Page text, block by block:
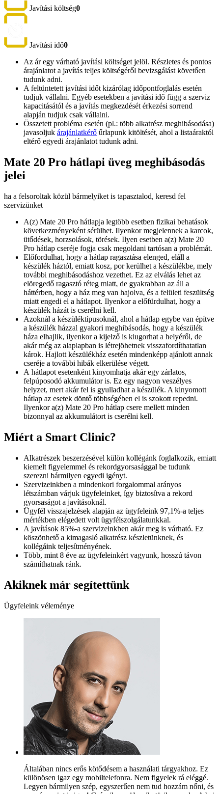
Javítási költség0
Javítási idő0
Az ár egy várható javítási költséget jelöl. Részletes és pontos
árajánlatot a javítás teljes költségéről bevizsgálást követően
tudunk adni.
A feltüntetett javítási időt kizárólag időpontfoglalás esetén
tudjuk vállalni. Egyéb esetekben a javítási idő függ a szerviz
kapacitásától és a javítás megkezdését érkezési sorrend
alapján tudjuk csak vállalni.
Összetett probléma esetén (pl.: több alkatrész meghibásodása)
javasoljuk árajánlatkérő űrlapunk kitöltését, ahol a listaáraktól
eltérő egyedi árajánlatot tudunk adni.
Mate 20 Pro hátlapi üveg meghibásodás
jelei
ha a felsoroltak közül bármelyiket is tapasztalod, keresd fel
szervizünket
A(z) Mate 20 Pro hátlapja legtöbb esetben fizikai behatások
következményeként sérülhet. Ilyenkor megjelennek a karcok,
ütődések, horzsolások, törések. Ilyen esetben a(z) Mate 20
Pro hátlap cseréje fogja csak megoldani tartósan a problémát.
Előfordulhat, hogy a hátlap ragasztása elenged, eláll a
készülék háztól, emiatt kosz, por kerülhet a készülékbe, mely
további meghibásodáshoz vezethet. Ez az elválás lehet az
elöregedő ragasztó réteg miatt, de gyakrabban az áll a
háttérben, hogy a ház meg van hajolva, és a felületi feszültség
miatt engedi el a hátlapot. Ilyenkor a előfürdulhat, hogy a
készülék házát is cserélni kell.
Azoknál a készüléktípusoknál, ahol a hátlap egybe van építve
a készülék házzal gyakori meghibásodás, hogy a készülék
háza elhajlik, ilyenkor a kijelző is kiugorhat a helyéről, de
akár még az alaplapban is létrejöhetnek visszafordíthatatlan
károk. Hajlott készülékház esetén mindenképp ajánlott annak
cseréje a további hibák elkerülése végett.
A hátlapot esetenként kinyomhatja akár egy zárlatos,
felpúposodó akkumulátor is. Ez egy nagyon veszélyes
helyzet, mert akár fel is gyulladhat a készülék. A kinyomott
hátlap az esetek döntő többségében el is szokott repedni.
Ilyenkor a(z) Mate 20 Pro hátlap csere mellett minden
bizonnyal az akkumulátort is cserélni kell.
Miért a Smart Clinic?
Alkatrészek beszerzésével külön kollégánk foglalkozik, emiatt
kiemelt figyelemmel és rekordgyorsasággal be tudunk
szerezni bármilyen egyedi igényt.
Szervizeinkben a mindenkori forgalommal arányos
létszámban várjuk ügyfeleinket, így biztosítva a rekord
gyorsaságot a javításoknál.
Ügyfél visszajelzések alapján az ügyfeleink 97,1%-a teljes
mértékben elégedett volt ügyfélszolgálatunkkal.
A javítások 85%-a szervizeinkben akár meg is várható. Ez
köszönhető a kimagasló alkatrész készletünknek, és
kollégáink teljesítményének.
Több, mint 8 éve az ügyfeleinkért vagyunk, hosszú távon
számíthatnak ránk.
Akiknek már segítettünk
Ügyfeleink véleménye
Általában nincs erős kötődésem a használati tárgyakhoz. Ez
különösen igaz egy mobiltelefonra. Nem figyelek rá eléggé.
Legyen bármilyen szép, egyszerűen nem tud hozzám nőni, és